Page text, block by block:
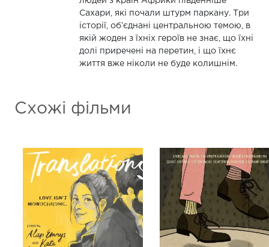
Сахари, які почали штурм паркану. Три
історії, об’єднані центральною темою, в
якій жоден з їхніх героїв не знає, що їхні
долі приречені на перетин, і що їхнє
життя вже ніколи не буде колишнім.
Схожі фільми